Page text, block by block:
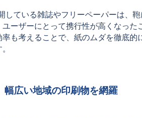
ている雑誌やフリーペーパーは、
ーザーにとって携行性が高くなった
も考えることで、紙のムダを徹底的
幅広い地域の印刷物を網羅